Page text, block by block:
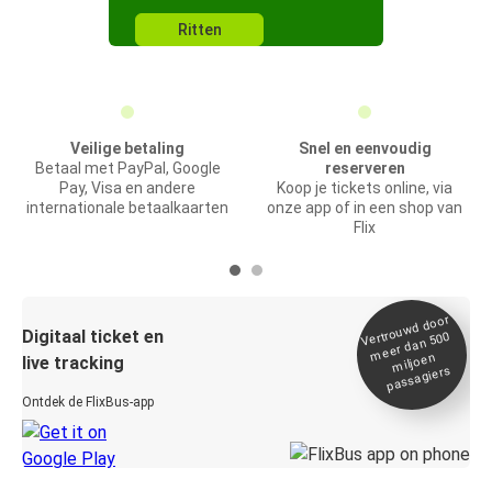
Ritten
Veilige betaling
Betaal met PayPal, Google
Pay, Visa en andere
internationale betaalkaarten
Snel en eenvoudig
reserveren
Koop je tickets online, via
onze app of in een shop van
Flix
Digitaal ticket en
live tracking
Ontdek de FlixBus-app
Vertrou
wd door
meer dan 500
miljoen
passagiers